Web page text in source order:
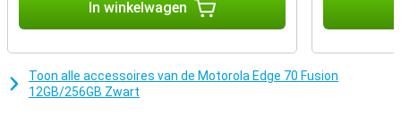
In winkelwagen
Toon alle accessoires van de Motorola Edge 70 Fusion
12GB/256GB Zwart